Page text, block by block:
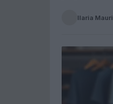
Ilaria Mauri